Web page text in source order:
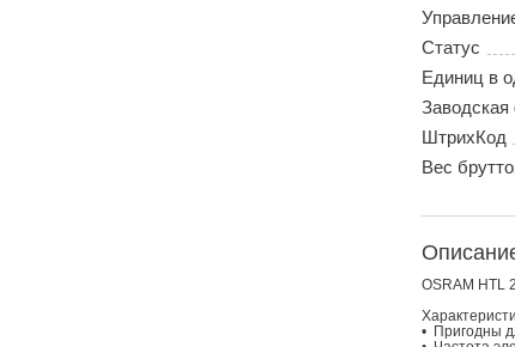
Статус
Единиц в
ШтрихКод
Вес
OSRAM HTL
• Пригодны